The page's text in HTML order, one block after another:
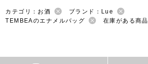
カテゴリ：お酒
ブランド：Lue
TEMBEAのエナメルバッグ
在庫がある商品